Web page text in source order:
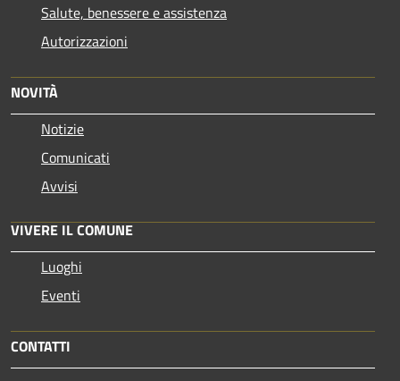
Salute, benessere e assistenza
Autorizzazioni
NOVITÀ
Notizie
Comunicati
Avvisi
VIVERE IL COMUNE
Luoghi
Eventi
CONTATTI